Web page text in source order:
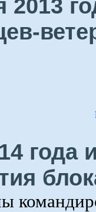
2013
года